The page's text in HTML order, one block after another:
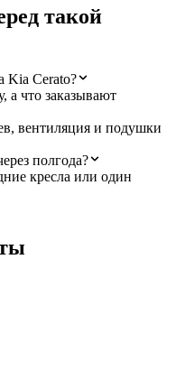
такой
Kia Cerato?
а что заказывают
вентиляция и подушки
полгода?
кресла или один